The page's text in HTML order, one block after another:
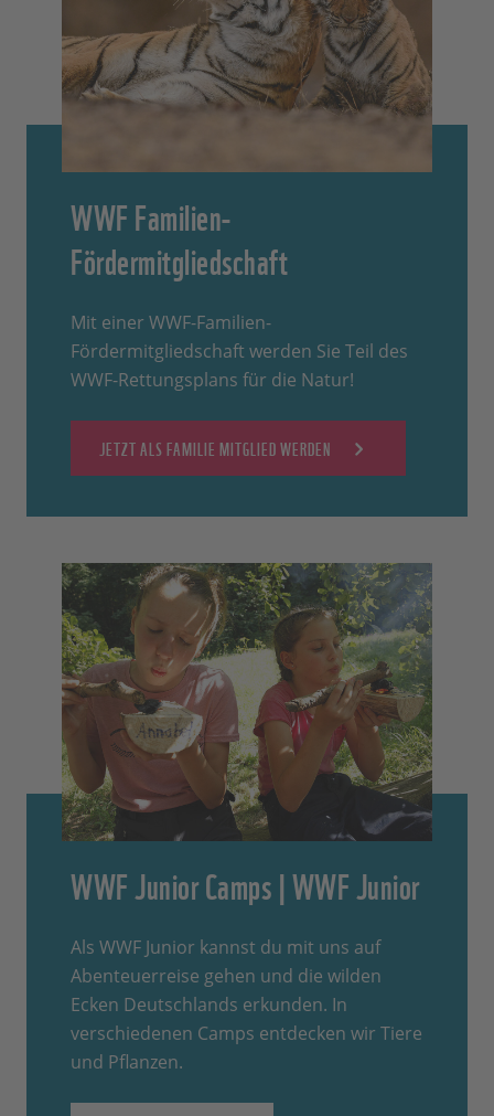
WWF Familien-
Fördermitgliedschaft
Mit einer WWF-Familien-
Fördermitgliedschaft werden Sie Teil des
WWF-Rettungsplans für die Natur!
JETZT ALS FAMILIE MITGLIED WERDEN
WWF Junior Camps | WWF Junior
Als WWF Junior kannst du mit uns auf
Abenteuerreise gehen und die wilden
Ecken Deutschlands erkunden. In
verschiedenen Camps entdecken wir Tiere
und Pflanzen.